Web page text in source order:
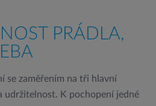
PRÁDLA,
se zaměřením na tři hlavní
udržitelnost. K pochopení jedné